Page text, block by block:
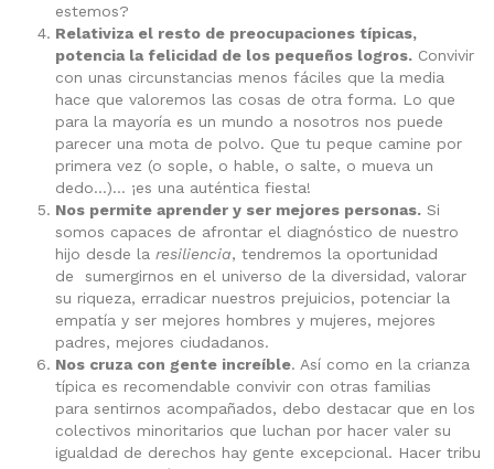
estemos?
Relativiza el resto de preocupaciones típicas,
potencia la felicidad de los pequeños logros. Convivir
con unas circunstancias menos fáciles que la media
hace que valoremos las cosas de otra forma. Lo que
para la mayoría es un mundo a nosotros nos puede
parecer una mota de polvo. Que tu peque camine por
primera vez (o sople, o hable, o salte, o mueva un
dedo…)… ¡es una auténtica fiesta!
Nos permite aprender y ser mejores personas. Si
somos capaces de afrontar el diagnóstico de nuestro
hijo desde la resiliencia, tendremos la oportunidad
de sumergirnos en el universo de la diversidad, valorar
su riqueza, erradicar nuestros prejuicios, potenciar la
empatía y ser mejores hombres y mujeres, mejores
padres, mejores ciudadanos.
Nos cruza con gente increíble. Así como en la crianza
típica es recomendable convivir con otras familias
para sentirnos acompañados, debo destacar que en los
colectivos minoritarios que luchan por hacer valer su
igualdad de derechos hay gente excepcional. Hacer tribu